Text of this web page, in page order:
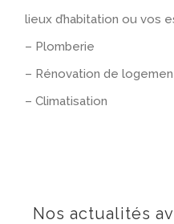
lieux d’habitation ou vos
– Plomberie
– Rénovation de
– Climatisation
Nos actualités